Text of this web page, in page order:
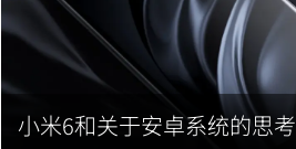
小米6和关于安卓系统的思考